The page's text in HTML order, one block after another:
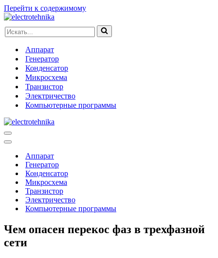
Перейти к содержимому
Искать...
Аппарат
Генератор
Конденсатор
Микросхема
Транзистор
Электричество
Компьютерные программы
Меню
навигации
Меню
навигацииАппарат
Генератор
Конденсатор
Микросхема
Транзистор
Электричество
Компьютерные программы
Чем опасен перекос фаз в трехфазной
сети